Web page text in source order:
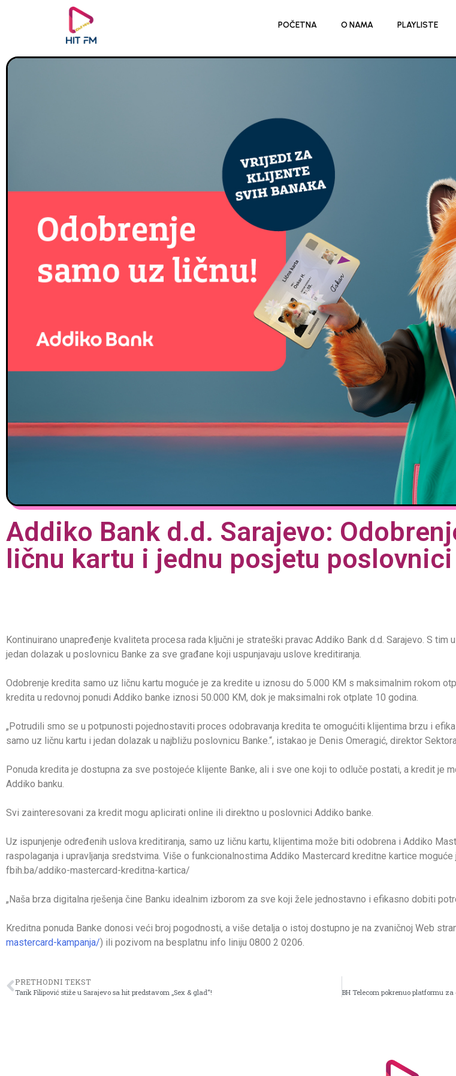
POČETNA O NAMA PLAYLISTE
Addiko Bank d.d. Sarajevo:
ličnu kartu i jednu posjetu poslovnici
Kontinuirano unapređenje kvaliteta procesa rada ključni je strateški pravac Addiko Bank d.d. Sarajevo. S tim
jedan dolazak u poslovnicu Banke za sve građane koji uspunjavaju uslove kreditiranja.
Odobrenje kredita samo uz ličnu kartu moguće je za kredite u iznosu do 5.000 KM s maksimalnim rokom
kredita u redovnoj ponudi Addiko banke iznosi 50.000 KM, dok je maksimalni rok otplate 10 godina.
„Potrudili smo se u potpunosti pojednostaviti proces odobravanja kredita te omogućiti klijentima brzu i
samo uz ličnu kartu i jedan dolazak u najbližu poslovnicu Banke.“, istakao je Denis Omeragić, direktor
Ponuda kredita je dostupna za sve postojeće klijente Banke, ali i sve one koji to odluče postati, a kredit je
Addiko banku.
Svi zainteresovani za kredit mogu aplicirati online ili direktno u poslovnici Addiko banke.
Uz ispunjenje određenih uslova kreditiranja, samo uz ličnu kartu, klijentima može biti odobrena i Addiko
raspolaganja i upravljanja sredstvima. Više o funkcionalnostima Addiko Mastercard kreditne kartice
fbih.ba/addiko-mastercard-kreditna-kartica/
„Naša brza digitalna rješenja čine Banku idealnim izborom za sve koji žele jednostavno i efikasno dobiti
Kreditna ponuda Banke donosi veći broj pogodnosti, a više detalja o istoj dostupno je na zvaničnoj Web
mastercard-kampanja/) ili pozivom na besplatnu info liniju 0800 2 0206.
PRETHODNI TEKST
Tarik Filipović stiže u Sarajevo sa hit predstavom „Sex & glad“!